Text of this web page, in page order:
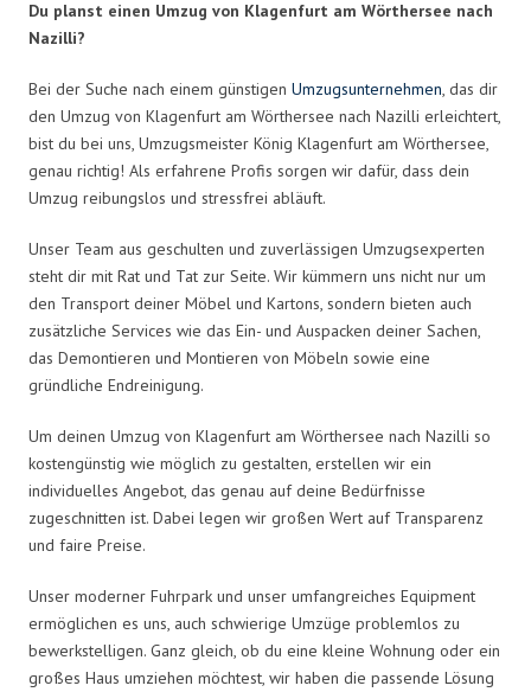
Du planst einen Umzug von Klagenfurt am Wörthersee nach
Nazilli?
Bei der Suche nach einem günstigen Umzugsunternehmen, das dir
den Umzug von Klagenfurt am Wörthersee nach Nazilli erleichtert,
bist du bei uns, Umzugsmeister König Klagenfurt am Wörthersee,
genau richtig! Als erfahrene Profis sorgen wir dafür, dass dein
Umzug reibungslos und stressfrei abläuft.
Unser Team aus geschulten und zuverlässigen Umzugsexperten
steht dir mit Rat und Tat zur Seite. Wir kümmern uns nicht nur um
den Transport deiner Möbel und Kartons, sondern bieten auch
zusätzliche Services wie das Ein- und Auspacken deiner Sachen,
das Demontieren und Montieren von Möbeln sowie eine
gründliche Endreinigung.
Um deinen Umzug von Klagenfurt am Wörthersee nach Nazilli so
kostengünstig wie möglich zu gestalten, erstellen wir ein
individuelles Angebot, das genau auf deine Bedürfnisse
zugeschnitten ist. Dabei legen wir großen Wert auf Transparenz
und faire Preise.
Unser moderner Fuhrpark und unser umfangreiches Equipment
ermöglichen es uns, auch schwierige Umzüge problemlos zu
bewerkstelligen. Ganz gleich, ob du eine kleine Wohnung oder ein
großes Haus umziehen möchtest, wir haben die passende Lösung